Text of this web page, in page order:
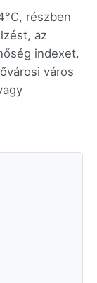
részben
az
indexet.
város